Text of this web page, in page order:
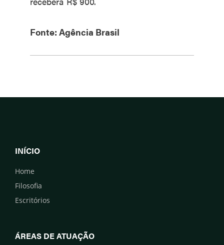
Fonte: Agência Brasil
INÍCIO
Home
Filosofia
Escritórios
ÁREAS DE ATUAÇÃO